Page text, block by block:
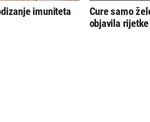
imuniteta
Cure samo
objavila